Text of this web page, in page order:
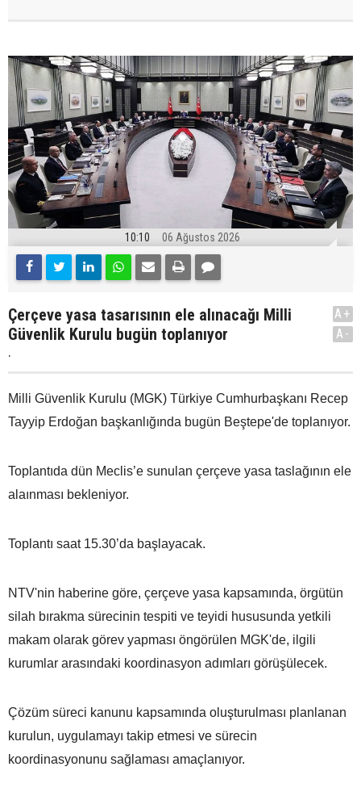
10:10 06 Ağustos 2026
Çerçeve yasa tasarısının ele alınacağı Milli
Güvenlik Kurulu bugün toplanıyor
.
A+
A-
Milli Güvenlik Kurulu (MGK) Türkiye Cumhurbaşkanı Recep
Tayyip Erdoğan başkanlığında bugün Beştepe'de toplanıyor.
Toplantıda dün Meclis’e sunulan çerçeve yasa taslağının ele
alaınması bekleniyor.
Toplantı saat 15.30’da başlayacak.
NTV'nin haberine göre, çerçeve yasa kapsamında, örgütün
silah bırakma sürecinin tespiti ve teyidi hususunda yetkili
makam olarak görev yapması öngörülen MGK'de, ilgili
kurumlar arasındaki koordinasyon adımları görüşülecek.
Çözüm süreci kanunu kapsamında oluşturulması planlanan
kurulun, uygulamayı takip etmesi ve sürecin
koordinasyonunu sağlaması amaçlanıyor.